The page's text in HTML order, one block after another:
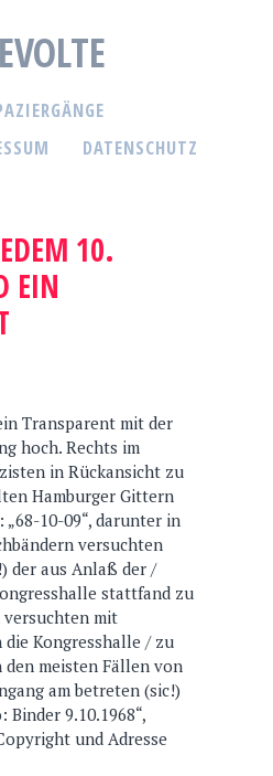
DATENSCHUTZ
10.
EIN
Transparent mit der
hoch. Rechts im
in Rückansicht zu
Hamburger Gittern
10-09“, darunter in
versuchten
der aus Anlaß der /
stattfand zu
versuchten mit
Kongresshalle / zu
den meisten Fällen von
am betreten (sic!)
9.10.1968“,
und Adresse